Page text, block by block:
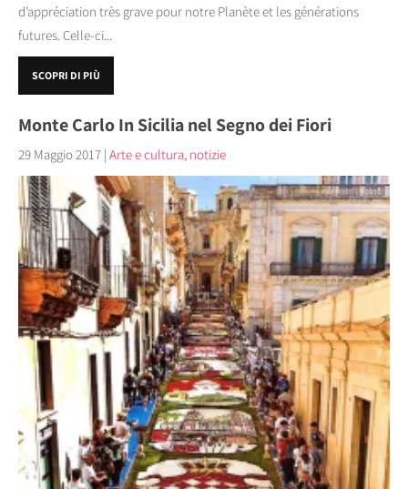
d’appréciation très grave pour notre Planète et les générations
futures. Celle-ci...
SCOPRI DI PIÙ
Monte Carlo In Sicilia nel Segno dei Fiori
29 Maggio 2017 | Arte e cultura, notizie